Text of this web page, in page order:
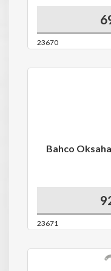
23670
Bahco
23671